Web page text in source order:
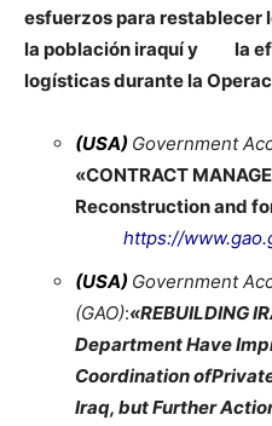
esfuerzos para restablecer
la población iraquí y la
logísticas durante la
(USA) Government
«CONTRACT
Reconstruction and
https://
(USA) Government
(GAO):«REBUILDING
Department Have
Coordination
Iraq, but Further